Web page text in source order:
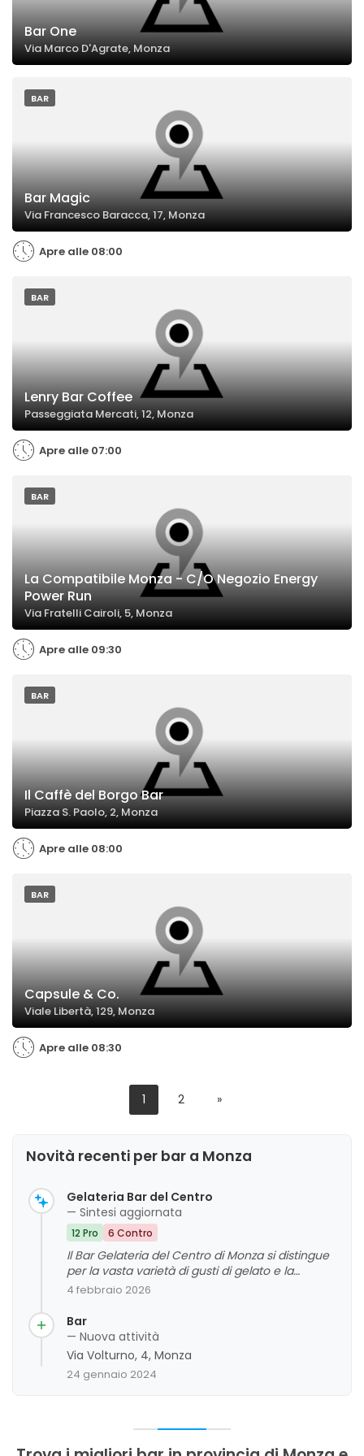
Bar One
Via Marco D'Agrate, Monza
BAR
Bar Magic
Via Francesco Baracca, 17, Monza
Apre alle 08:00
BAR
Lenry Bar Coffee
Passeggiata Mercati, 12, Monza
Apre alle 07:00
BAR
La Compatibile Monza - C/O Negozio Energy
Power Run
Via Fratelli Cairoli, 5, Monza
Apre alle 09:30
BAR
Il Caffè del Borgo Bar
Piazza S. Paolo, 2, Monza
Apre alle 08:00
BAR
Capsule & Co.
Viale Libertà, 129, Monza
Apre alle 08:30
1 2 »
Novità recenti per bar a Monza
Gelateria Bar del Centro
— Sintesi aggiornata
12 Pro 6 Contro
Il Bar Gelateria del Centro di Monza si distingue
per la vasta varietà di gusti di gelato e la
posizione centrale, apprezzata per la comodità e
generalmente valutata positivamente, con
alcuni commenti che evidenziano cremosità e
freschezza, anche se sono stati segnalati alcuni
aspetti da migliorare come la temperatura di
servizio e la consistenza di alcuni gusti. Il
occasionali problemi di gentilezza. L'ambiente si
4 febbraio 2026
Bar
— Nuova attività
Via Volturno, 4, Monza
24 gennaio 2024